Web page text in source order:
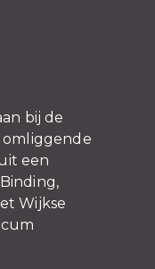
bij de
een
Wijkse